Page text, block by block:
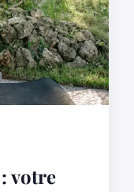
votre